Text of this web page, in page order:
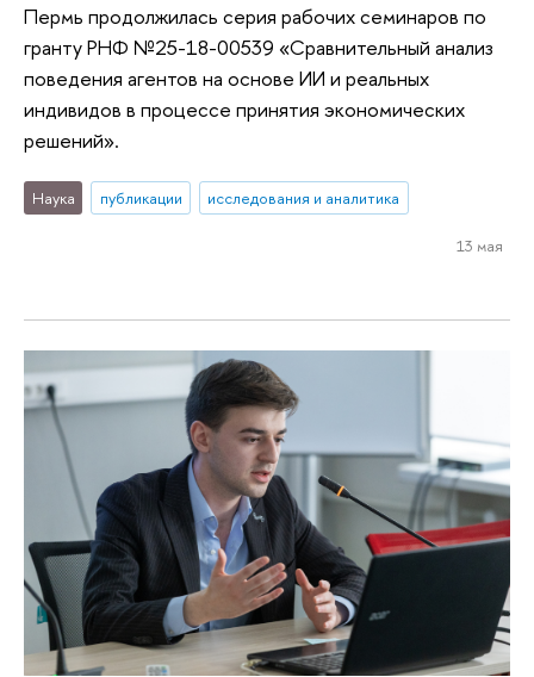
Пермь продолжилась серия рабочих семинаров по
гранту РНФ №25-18-00539 «Сравнительный анализ
поведения агентов на основе ИИ и реальных
индивидов в процессе принятия экономических
решений».
Наука публикации исследования и аналитика
13 мая